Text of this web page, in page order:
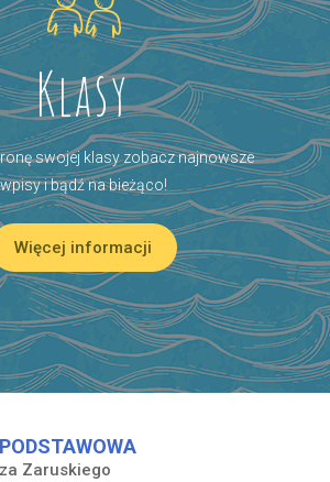
Klasy
swojej klasy zobacz najnowsze
wpisy i bądź na bieżąco!
Więcej informacji
Zaruskiego